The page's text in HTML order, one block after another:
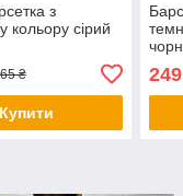
з
кольору сірий
₴
Купити
249